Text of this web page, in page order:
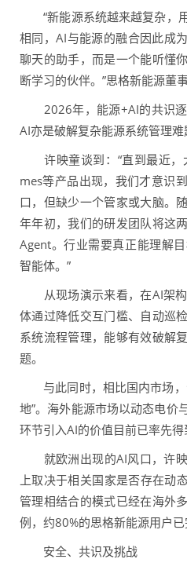
“新能源系统越来越复杂，
相同，AI与能源的融合因此成
聊天的助手，而是一个能听懂
断学习的伙伴。”思格新能源董
2026年，能源+AI的共识逐
AI亦是破解复杂能源系统管理难
许映童谈到：“直到最近，
mes等产品出现，我们才意识
口，但缺少一个管家或大脑。
年年初，我们的研发团队将这
Agent。行业需要真正能理解
智能体。”
从现场演示来看，在AI架构
体通过降低交互门槛、自动巡
系统流程管理，能够有效破解
题。
与此同时，相比国内市场，
地”。海外能源市场以动态电价
环节引入AI的价值目前已率先得
就欧洲出现的AI风口，许映
上取决于相关国家是否存在动
管理相结合的模式已经在海外
例，约80%的思格新能源用户已
安全、共识及挑战